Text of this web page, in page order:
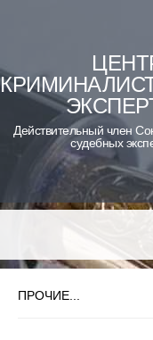
content
Действительный член
судебных
ПРОЧИЕ...